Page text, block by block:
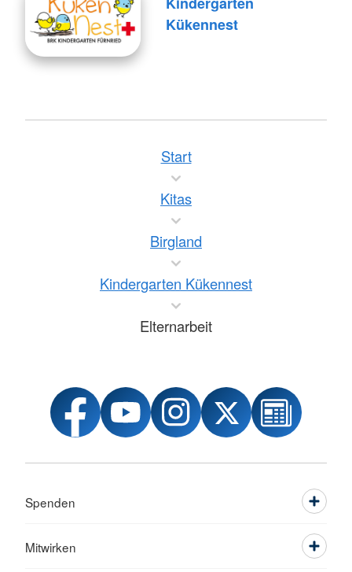
Kükennest
Start
Kitas
Birgland
Kindergarten Kükennest
Elternarbeit
Spenden
Mitwirken